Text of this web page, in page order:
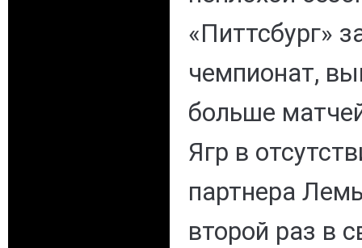
«Питтсбург»
чемпионат,
больше
Ягр в
партнера
второй раз в